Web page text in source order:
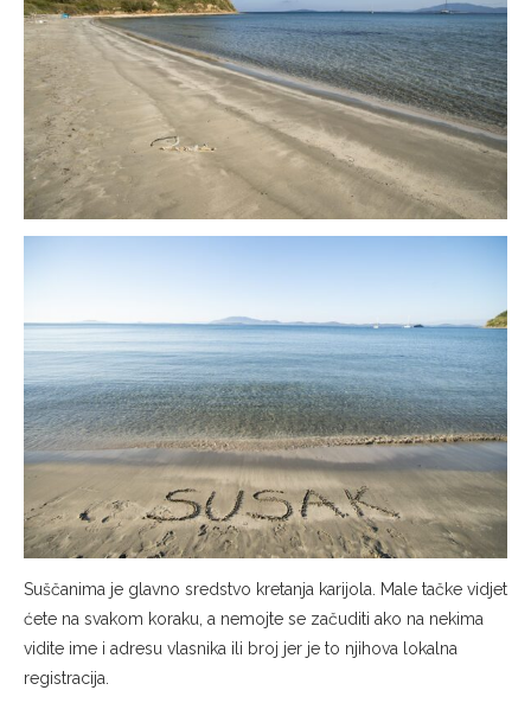
Suščanima je glavno sredstvo kretanja karijola. Male tačke vidjet
ćete na svakom koraku, a nemojte se začuditi ako na nekima
vidite ime i adresu vlasnika ili broj jer je to njihova lokalna
registracija.